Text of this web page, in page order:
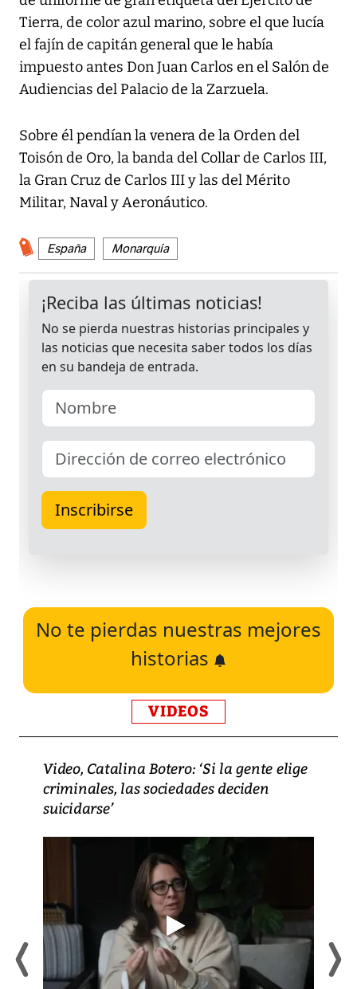
Tierra, de color azul marino, sobre el que lucía
el fajín de capitán general que le había
impuesto antes Don Juan Carlos en el Salón de
Audiencias del Palacio de la Zarzuela.
Sobre él pendían la venera de la Orden del
Toisón de Oro, la banda del Collar de Carlos III,
la Gran Cruz de Carlos III y las del Mérito
Militar, Naval y Aeronáutico.
España Monarquía
No te pierdas nuestras mejores
historias
VIDEOS
Video, Catalina Botero: ‘Si la gente elige
criminales, las sociedades deciden
suicidarse’